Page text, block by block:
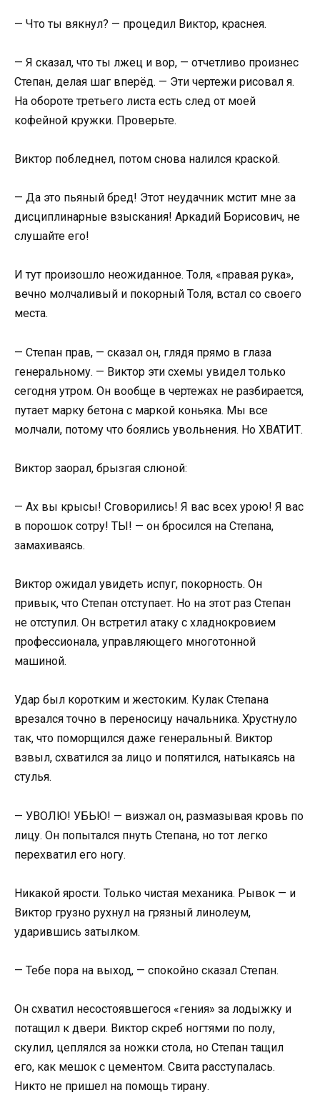
— Что ты вякнул? — процедил Виктор, краснея.
— Я сказал, что ты лжец и вор, — отчетливо произнес
Степан, делая шаг вперёд. — Эти чертежи рисовал я.
На обороте третьего листа есть след от моей
кофейной кружки. Проверьте.
Виктор побледнел, потом снова налился краской.
— Да это пьяный бред! Этот неудачник мстит мне за
дисциплинарные взыскания! Аркадий Борисович, не
слушайте его!
И тут произошло неожиданное. Толя, «правая рука»,
вечно молчаливый и покорный Толя, встал со своего
места.
— Степан прав, — сказал он, глядя прямо в глаза
генеральному. — Виктор эти схемы увидел только
сегодня утром. Он вообще в чертежах не разбирается,
путает марку бетона с маркой коньяка. Мы все
молчали, потому что боялись увольнения. Но ХВАТИТ.
Виктор заорал, брызгая слюной:
— Ах вы крысы! Сговорились! Я вас всех урою! Я вас
в порошок сотру! ТЫ! — он бросился на Степана,
замахиваясь.
Виктор ожидал увидеть испуг, покорность. Он
привык, что Степан отступает. Но на этот раз Степан
не отступил. Он встретил атаку с хладнокровием
профессионала, управляющего многотонной
машиной.
Удар был коротким и жестоким. Кулак Степана
врезался точно в переносицу начальника. Хрустнуло
так, что поморщился даже генеральный. Виктор
взвыл, схватился за лицо и попятился, натыкаясь на
стулья.
— УВОЛЮ! УБЬЮ! — визжал он, размазывая кровь по
лицу. Он попытался пнуть Степана, но тот легко
перехватил его ногу.
Никакой ярости. Только чистая механика. Рывок — и
Виктор грузно рухнул на грязный линолеум,
ударившись затылком.
— Тебе пора на выход, — спокойно сказал Степан.
Он схватил несостоявшегося «гения» за лодыжку и
потащил к двери. Виктор скреб ногтями по полу,
скулил, цеплялся за ножки стола, но Степан тащил
его, как мешок с цементом. Свита расступалась.
Никто не пришел на помощь тирану.